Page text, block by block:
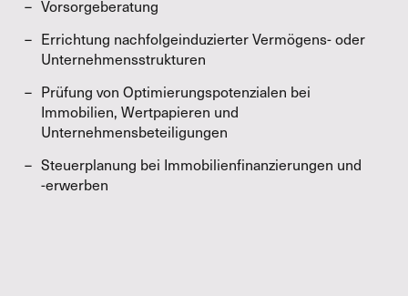
Vorsorgeberatung
Errichtung nachfolgeinduzierter Vermögens- oder
Unternehmensstrukturen
Prüfung von Optimierungspotenzialen bei
Immobilien, Wertpapieren und
Unternehmensbeteiligungen
Steuerplanung bei Immobilienfinanzierungen und
-erwerben